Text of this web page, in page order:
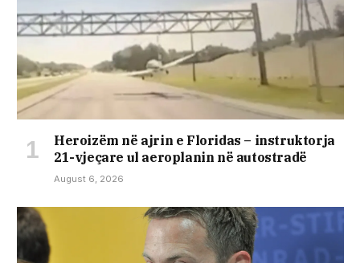
Heroizëm në ajrin e Floridas – instruktorja
21-vjeçare ul aeroplanin në autostradë
August 6, 2026